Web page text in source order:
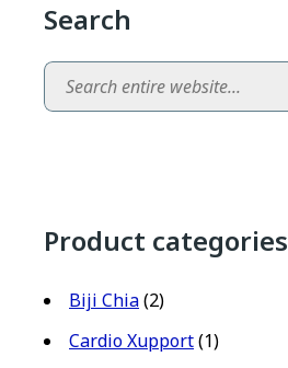
Search
Search
Product categories
Biji Chia(2)
Cardio Xupport(1)